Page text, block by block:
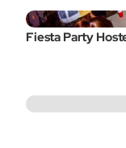
Fiesta Party